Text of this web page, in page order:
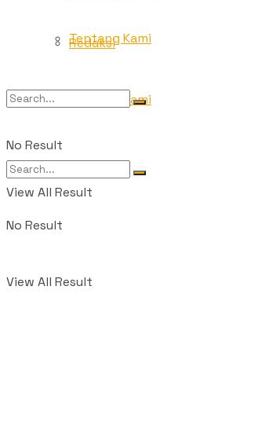
Redaksi
Tentang Kami
No Result
View All Result
Tentang Kami
No Result
View All Result